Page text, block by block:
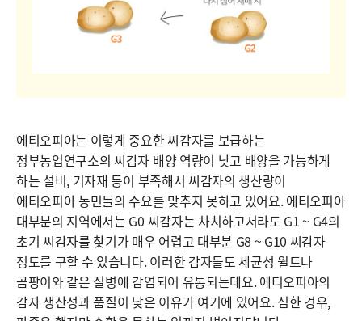
에티오피아는 이렇게 중요한 씨감자를 보급하는
정부농업연구소의 씨감자 배양 역량이 낮고 배양을 가능하게
하는 설비, 기자재 등이 부족해서 씨감자의 생산량이
에티오피아 농민들의 수요를 맞추지 못하고 있어요. 에티오피아
대부분의 지역에서는 G0 씨감자는 차치하고서라도 G1 ~ G4의
초기 씨감자를 찾기가 매우 어렵고 대부분 G8 ~ G10 씨감자
정도를 구할 수 있습니다. 이러한 감자들도 세균성 윌트나
곰팡이와 같은 질병에 감염되어 유통되는데요. 에티오피아의
감자 생산성과 품질이 낮은 이유가 여기에 있어요. 심한 경우,